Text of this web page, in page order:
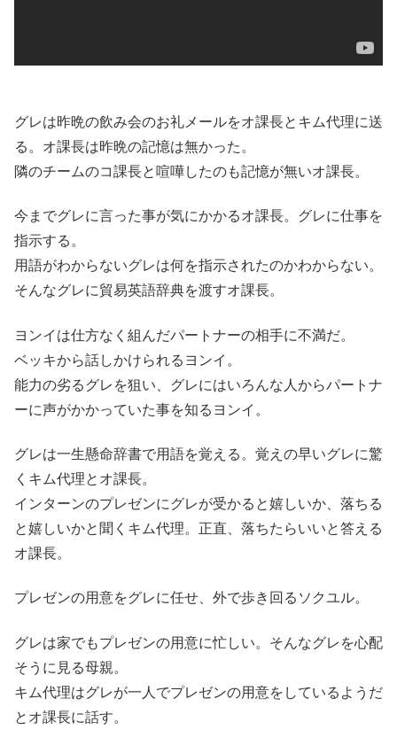
グレは昨晩の飲み会のお礼メールをオ課長とキム代理に送
る。オ課長は昨晩の記憶は無かった。
隣のチームのコ課長と喧嘩したのも記憶が無いオ課長。
今までグレに言った事が気にかかるオ課長。グレに仕事を
指示する。
用語がわからないグレは何を指示されたのかわからない。
そんなグレに貿易英語辞典を渡すオ課長。
ヨンイは仕方なく組んだパートナーの相手に不満だ。
ベッキから話しかけられるヨンイ。
能力の劣るグレを狙い、グレにはいろんな人からパートナ
ーに声がかかっていた事を知るヨンイ。
グレは一生懸命辞書で用語を覚える。覚えの早いグレに驚
くキム代理とオ課長。
インターンのプレゼンにグレが受かると嬉しいか、落ちる
と嬉しいかと聞くキム代理。正直、落ちたらいいと答える
オ課長。
プレゼンの用意をグレに任せ、外で歩き回るソクユル。
グレは家でもプレゼンの用意に忙しい。そんなグレを心配
そうに見る母親。
キム代理はグレが一人でプレゼンの用意をしているようだ
とオ課長に話す。